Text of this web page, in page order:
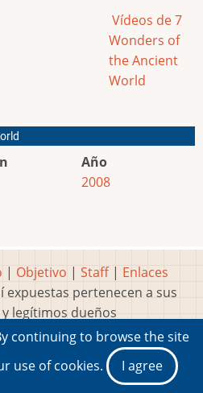
Vídeos de 7
Wonders of
the Ancient
World
Año
2008
| Objetivo | Staff| Enlaces
expuestas pertenecen a sus
legítimos dueños
y diseños creados porMarty
del Videojuego®
continuing to browse the site
use of cookies.
I agree